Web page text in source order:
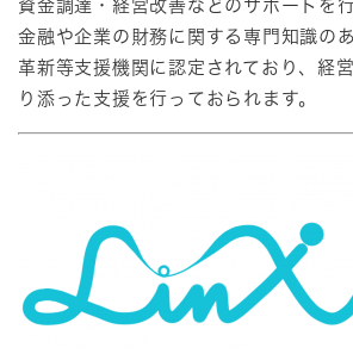
資金調達・経営改善などのサポートを
金融や企業の財務に関する専門知識の
革新等支援機関に認定されており、経
り添った支援を行っておられます。